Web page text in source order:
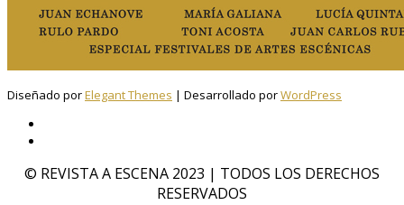
Diseñado porElegant Themes | Desarrollado porWordPress
© REVISTA A ESCENA 2023 | TODOS LOS DERECHOS
RESERVADOS